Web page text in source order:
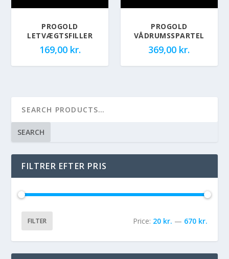
PROGOLD
LETVÆGTSFILLER
169,00 kr.
PROGOLD
VÅDRUMSSPARTEL
369,00 kr.
SEARCH
FILTRER EFTER PRIS
FILTER Price: 20 kr. — 670 kr.